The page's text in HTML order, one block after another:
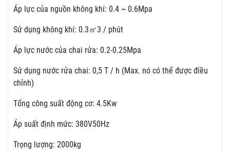
Áp lực của nguồn không khí: 0.4 ~ 0.6Mpa
Sử dụng không khí: 0.3㎡3 / phút
Áp lực nước của chai rửa: 0.2-0.25Mpa
Sử dụng nước rửa chai: 0,5 T / h (Max. nó có thể được điều
chỉnh)
Tổng công suất động cơ: 4.5Kw
Áp suất định mức: 380V50Hz
Trọng lượng: 2000kg